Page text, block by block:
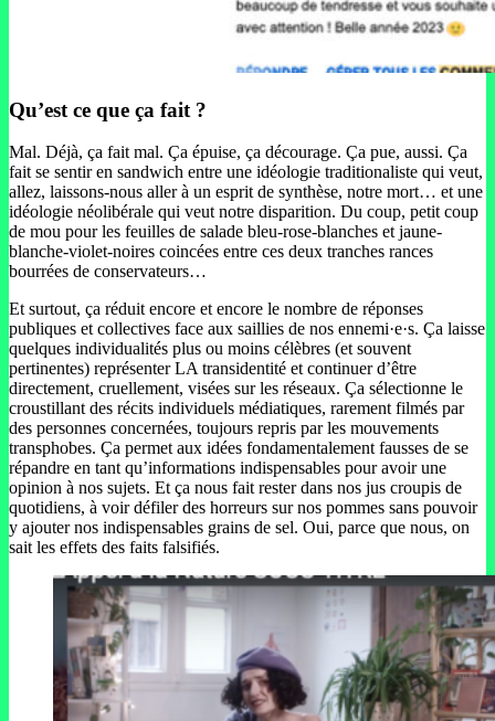
Qu’est ce que ça fait ?
Mal. Déjà, ça fait mal. Ça épuise, ça décourage. Ça pue, aussi. Ça
fait se sentir en sandwich entre une idéologie traditionaliste qui veut,
allez, laissons-nous aller à un esprit de synthèse, notre mort… et une
idéologie néolibérale qui veut notre disparition. Du coup, petit coup
de mou pour les feuilles de salade bleu-rose-blanches et jaune-
blanche-violet-noires coincées entre ces deux tranches rances
bourrées de conservateurs…
Et surtout, ça réduit encore et encore le nombre de réponses
publiques et collectives face aux saillies de nos ennemi·e·s. Ça laisse
quelques individualités plus ou moins célèbres (et souvent
pertinentes) représenter LA transidentité et continuer d’être
directement, cruellement, visées sur les réseaux. Ça sélectionne le
croustillant des récits individuels médiatiques, rarement filmés par
des personnes concernées, toujours repris par les mouvements
transphobes. Ça permet aux idées fondamentalement fausses de se
répandre en tant qu’informations indispensables pour avoir une
opinion à nos sujets. Et ça nous fait rester dans nos jus croupis de
quotidiens, à voir défiler des horreurs sur nos pommes sans pouvoir
y ajouter nos indispensables grains de sel. Oui, parce que nous, on
sait les effets des faits falsifiés.